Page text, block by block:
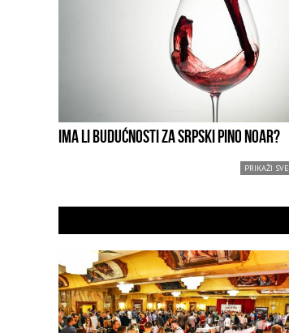
IMA LI BUDUĆNOSTI ZA SRPSKI PINO NOAR?
PRIKAŽI SVE